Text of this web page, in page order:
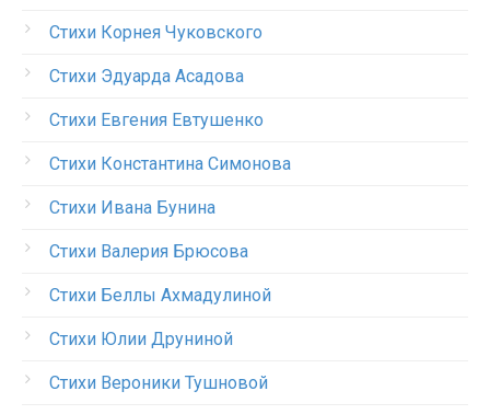
Стихи Корнея Чуковского
Стихи Эдуарда Асадова
Стихи Евгения Евтушенко
Стихи Константина Симонова
Стихи Ивана Бунина
Стихи Валерия Брюсова
Стихи Беллы Ахмадулиной
Стихи Юлии Друниной
Стихи Вероники Тушновой